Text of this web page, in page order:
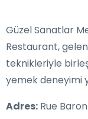
Güzel Sanatlar
Restaurant,
teknikleriyle
yemek deneyimi
Adres: Rue